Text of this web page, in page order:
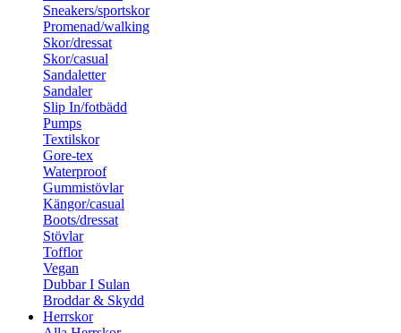
Sneakers/sportskor
Promenad/walking
Skor/dressat
Skor/casual
Sandaletter
Sandaler
Slip In/fotbädd
Pumps
Textilskor
Gore-tex
Waterproof
Gummistövlar
Kängor/casual
Boots/dressat
Stövlar
Tofflor
Vegan
Dubbar I Sulan
Broddar & Skydd
Herrskor